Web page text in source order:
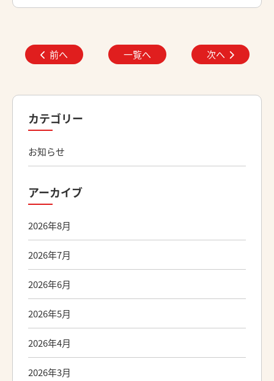
前へ 一覧へ 次へ
カテゴリー
お知らせ
アーカイブ
2026年8月
2026年7月
2026年6月
2026年5月
2026年4月
2026年3月